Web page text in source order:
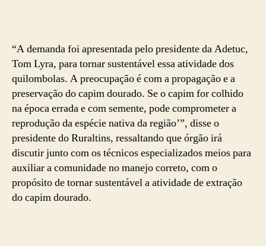
“A demanda foi apresentada pelo presidente da Adetuc,
Tom Lyra, para tornar sustentável essa atividade dos
quilombolas. A preocupação é com a propagação e a
preservação do capim dourado. Se o capim for colhido
na época errada e com semente, pode comprometer a
reprodução da espécie nativa da região’”, disse o
presidente do Ruraltins, ressaltando que órgão irá
discutir junto com os técnicos especializados meios para
auxiliar a comunidade no manejo correto, com o
propósito de tornar sustentável a atividade de extração
do capim dourado.